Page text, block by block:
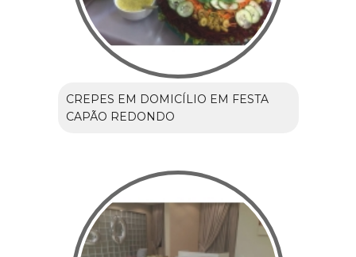
CREPES EM DOMICÍLIO EM FESTA
CAPÃO REDONDO